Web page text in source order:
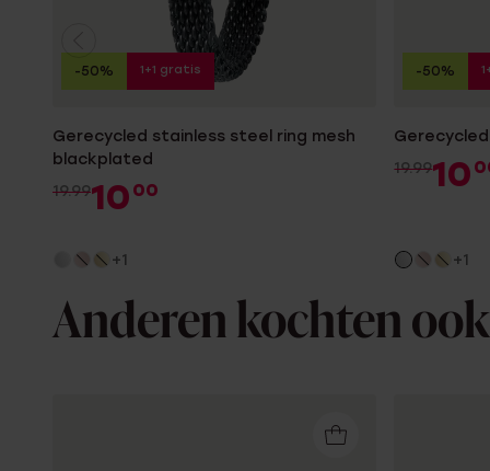
Gerecycled stainless steel ring mesh
blackplated
19.9910 00
+1
-50% 1+1 gratis
19.9910
+1
-50%
Anderen kochten ook